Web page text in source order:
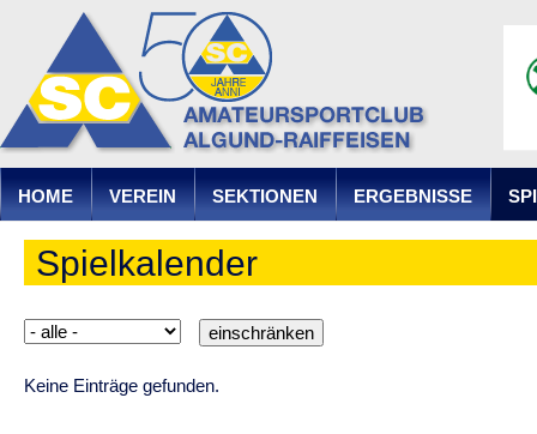
HOME VEREIN SEKTIONEN ERGEBNISSE
Spielkalender
Keine Einträge gefunden.